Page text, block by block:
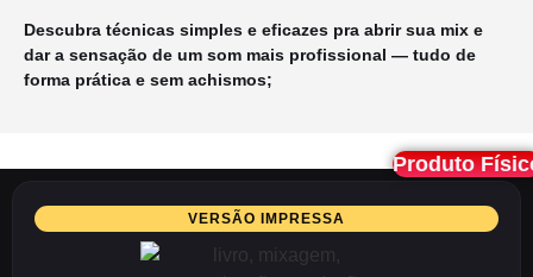
Descubra técnicas simples e eficazes pra abrir sua mix e
dar a sensação de um som mais profissional — tudo de
forma prática e sem achismos;
VERSÃO IMPRESSA
Produto